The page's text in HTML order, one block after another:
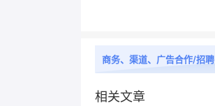
商务、渠道、广告合作/招聘
相关文章